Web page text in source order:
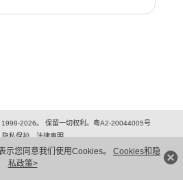
示您同意我们使用Cookies。 Cookies和隐
私政策>
2026。 保留一切权利。粤A2-20044005号
隐私保护
法律声明